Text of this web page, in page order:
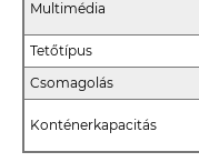
Multimédia
Tetőtípus
Csomagolás
Konténerkapacitás